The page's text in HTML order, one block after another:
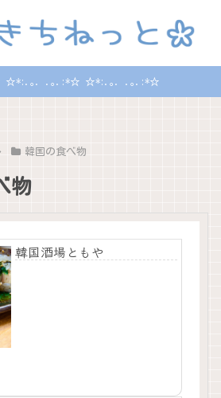
☆*:.｡. .｡.:*☆ ☆*:.｡. .｡.:*☆
韓国の食べ物
物
韓国酒場ともや